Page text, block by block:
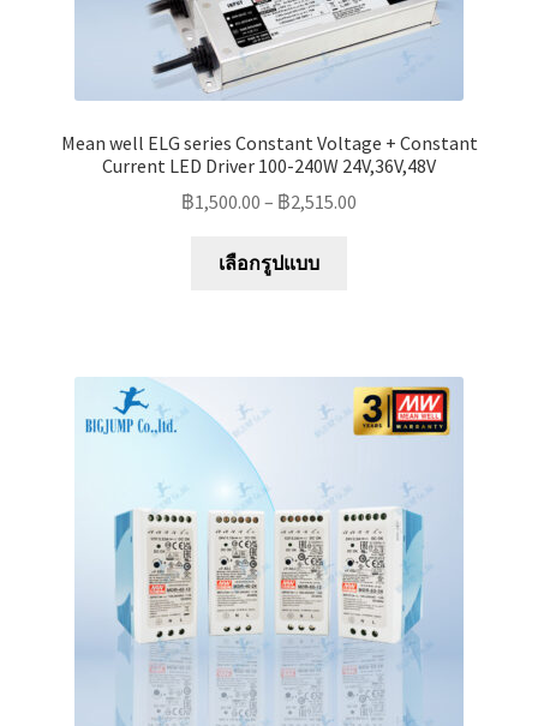
Mean well ELG series Constant Voltage + Constant
Current LED Driver 100-240W 24V,36V,48V
฿1,500.00 – ฿2,515.00
เลือกรูปแบบ
The
options
chosen
on
the
product
page